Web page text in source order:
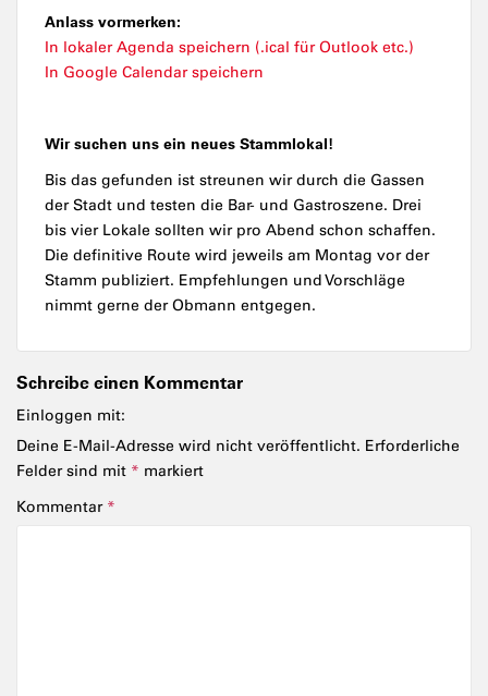
Anlass vormerken:
In lokaler Agenda speichern (.ical für Outlook etc.)
In Google Calendar speichern
Wir suchen uns ein neues Stammlokal!
Bis das gefunden ist streunen wir durch die Gassen
der Stadt und testen die Bar- und Gastroszene. Drei
bis vier Lokale sollten wir pro Abend schon schaffen.
Die definitive Route wird jeweils am Montag vor der
Stamm publiziert. Empfehlungen und Vorschläge
nimmt gerne der Obmann entgegen.
Schreibe einen Kommentar
Einloggen mit:
Deine E-Mail-Adresse wird nicht veröffentlicht. Erforderliche
Felder sind mit * markiert
Kommentar *